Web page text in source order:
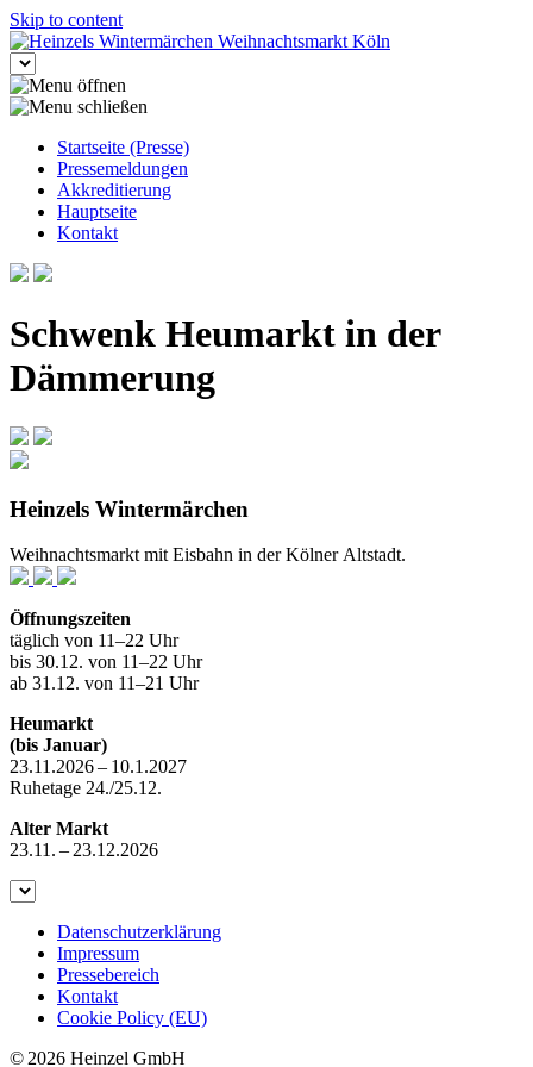
Skip to content
Startseite (Presse)
Pressemeldungen
Akkreditierung
Hauptseite
Kontakt
Schwenk Heumarkt in der
Dämmerung
Heinzels Wintermärchen
Weihnachtsmarkt mit Eisbahn in der Kölner Altstadt.
Öffnungszeiten
täglich von 11–22 Uhr
bis 30.12. von 11–22 Uhr
ab 31.12. von 11–21 Uhr
Heumarkt
(bis Januar)
23.11.2026 – 10.1.2027
Ruhetage 24./25.12.
Alter Markt
23.11. – 23.12.2026
Datenschutzerklärung
Impressum
Pressebereich
Kontakt
Cookie Policy (EU)
© 2026 Heinzel GmbH